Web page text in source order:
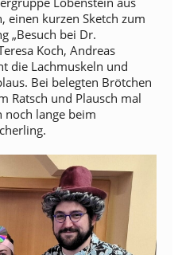
einen kurzen Sketch zum
„Besuch bei Dr.
Koch, Andreas
die Lachmuskeln und
Bei belegten Brötchen
Ratsch und Plausch mal
lange beim